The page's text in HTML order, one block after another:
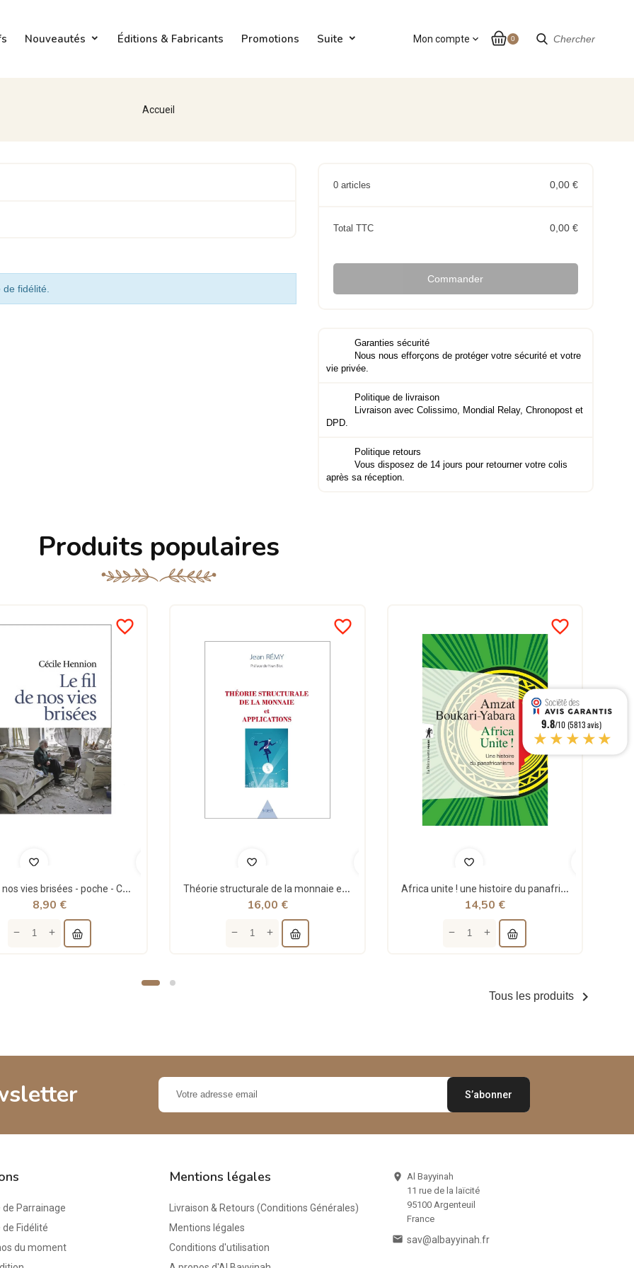
Chercher
Nouveautés Éditions & Fabricants Promotions Suite 0
Mon compte expand_more
Accueil
fidélité.
0 articles 0,00 €
Total TTC 0,00 €
Commander
Garanties sécurité
Nous nous efforçons de protéger votre sécurité et votre
vie privée.
Politique de livraison
Livraison avec Colissimo, Mondial Relay, Chronopost et
DPD.
Politique retours
Vous disposez de 14 jours pour retourner votre colis
après sa réception.
Produits populaires
favorite_border
Le fil de nos vies brisées - poche - Cécile Hennion - Points
8,90 €
favorite_border
Théorie structurale de la monnaie et applications - Jean Rémy - Sigest
16,00 €
favorite_border
Africa unite ! une histoire du panafricanisme - poche - Amzat Boukari-yabara - La découverte
14,50 €
Tous les produits 
Parrainage
Fidélité
du moment
Mentions légales
Livraison & Retours (Conditions Générales)
Mentions légales
Conditions d'utilisation
 Al Bayyinah
11 rue de la laïcité
95100 Argenteuil
France
 sav@albayyinah.fr
9.8/10 (5813 avis)
★★★★★